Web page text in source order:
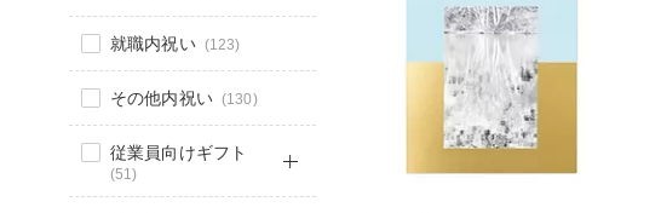
就職内祝い (123)
その他内祝い (130)
従業員向けギフト
(51)